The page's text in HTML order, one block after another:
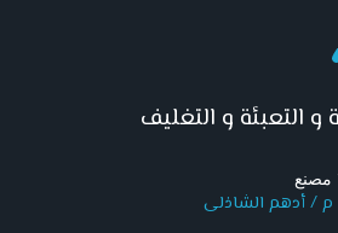
و التعبئة و التغليف
/ أدهم الشاذلى